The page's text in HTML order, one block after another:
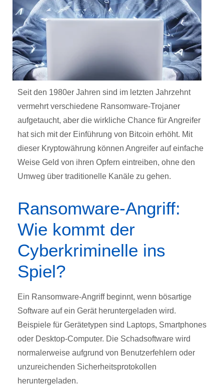
Seit den 1980er Jahren sind im letzten Jahrzehnt
vermehrt verschiedene Ransomware-Trojaner
aufgetaucht, aber die wirkliche Chance für Angreifer
hat sich mit der Einführung von Bitcoin erhöht. Mit
dieser Kryptowährung können Angreifer auf einfache
Weise Geld von ihren Opfern eintreiben, ohne den
Umweg über traditionelle Kanäle zu gehen.
Ransomware-Angriff:
Wie kommt der
Cyberkriminelle ins
Spiel?
Ein Ransomware-Angriff beginnt, wenn bösartige
Software auf ein Gerät heruntergeladen wird.
Beispiele für Gerätetypen sind Laptops, Smartphones
oder Desktop-Computer. Die Schadsoftware wird
normalerweise aufgrund von Benutzerfehlern oder
unzureichenden Sicherheitsprotokollen
heruntergeladen.